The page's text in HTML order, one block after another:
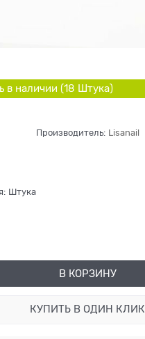
в наличии (18 Штука)
Производитель: Lisanail
Штука
В КОРЗИНУ
КУПИТЬ В ОДИН КЛИК